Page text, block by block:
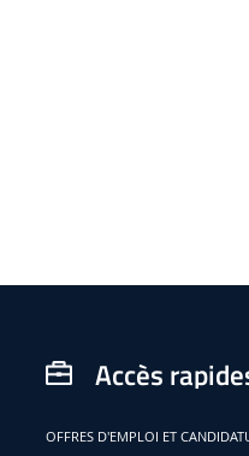
Accès
OFFRES D'EMPLOI ET